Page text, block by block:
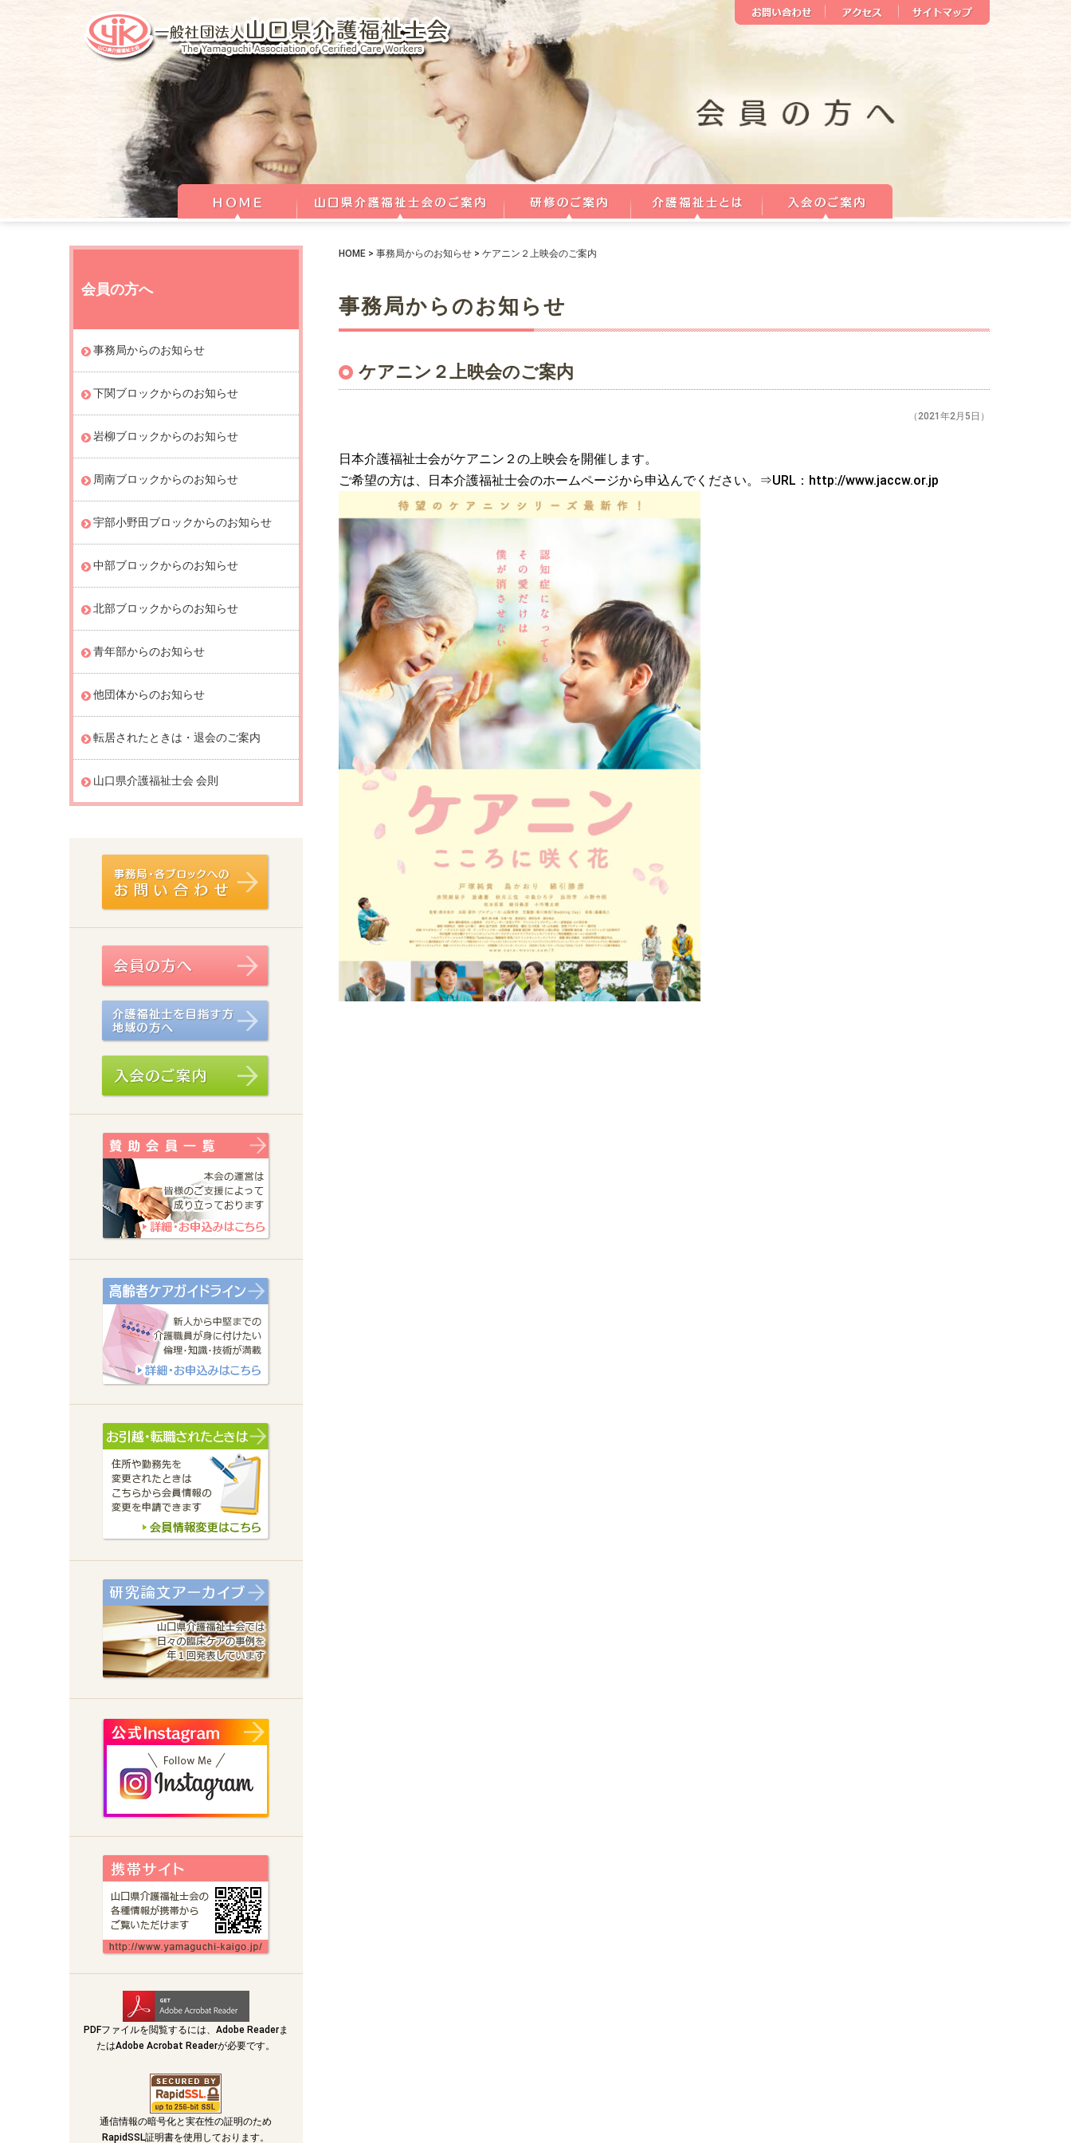
HOME> 事務局からのお知らせ> ケアニン２上映会のご案内
事務局からのお知らせ
ケアニン２上映会のご案内
（2021年2月5日）
日本介護福祉士会がケアニン２の上映会を開催します。
ご希望の方は、日本介護福祉士会のホームページから申込んでください。⇒URL：http://www.jaccw.or.jp
会員の方へ
事務局からのお知らせ
下関ブロックからのお知らせ
岩柳ブロックからのお知らせ
周南ブロックからのお知らせ
宇部小野田ブロックからのお知らせ
中部ブロックからのお知らせ
北部ブロックからのお知らせ
青年部からのお知らせ
他団体からのお知らせ
転居されたときは・退会のご案内
山口県介護福祉士会 会則
PDFファイルを閲覧するには、Adobe Readerま
たはAdobe Acrobat Readerが必要です。
通信情報の暗号化と実在性の証明のため
RapidSSL証明書を使用しております。